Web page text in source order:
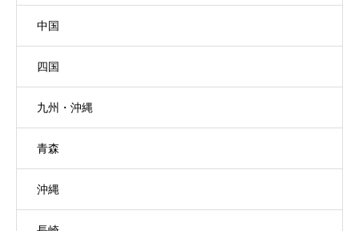
中国
四国
九州・沖縄
青森
沖縄